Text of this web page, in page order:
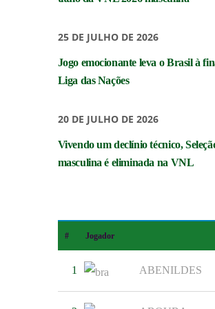
25 DE JULHO DE 2026
Jogo emocionante leva o Brasil à
Liga das Nações
20 DE JULHO DE 2026
Vivendo um declínio técnico,
masculina é eliminada na VNL
# Jogador
1 ABENILDES
INSTITUCIONAL